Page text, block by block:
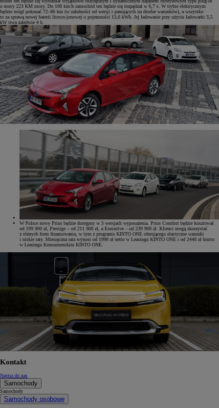
o mocy 223 KM mocy. Do 100 km/h samochód ten będzie się rozpędzał w 6,7 s. W trybie elektrycznym
będzie mógł pokonać 72–86 km (w zależności od wersji i panujących na drodze warunków), a wszystko
to za sprawą nowej baterii litowo-jonowej o pojemności 13,6 kWh. Jej ładowanie przy użyciu ładowarki 3,5
kW trwa zaledwie 4 h.
W Polsce nowy Prius będzie dostępny w 3 wersjach wyposażenia. Prius Comfort będzie kosztował
od 199 900 zł, Prestige – od 211 900 zł, a Executive – od 239 900 zł. Klienci mogą skorzystać
z różnych form finansowania, w tym z programu KINTO ONE oferującego elastyczne warunki
i niskie raty. Miesięczna rata wynosi od 1990 zł netto w Leasingu KINTO ONE i od 2448 zł brutto
w Leasingu Konsumenckim KINTO ONE.
Kontakt
Napisz do nas
Samochody
Samochody
Samochody osobowe